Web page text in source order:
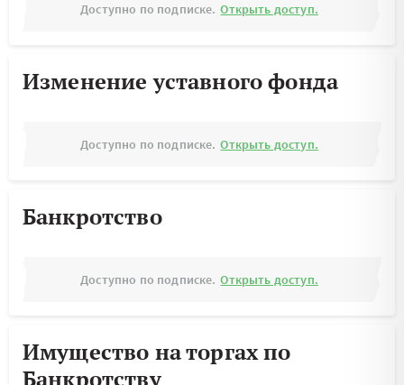
Доступно по подписке. Открыть доступ.
Изменение уставного фонда
Доступно по подписке. Открыть доступ.
Банкротство
Доступно по подписке. Открыть доступ.
Имущество на торгах по
Банкротству